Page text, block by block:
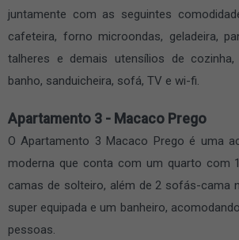
juntamente com as seguintes
cafeteira, forno microondas, geladeira,
talheres e demais utensílios de
banho, sanduicheira, sofá, TV e wi-fi.
Apartamento 3 - Macaco Prego
O Apartamento 3 Macaco Prego é uma
moderna que conta com um quarto com
camas de solteiro, além de 2 sofás-cama
super equipada e um banheiro,
pessoas.